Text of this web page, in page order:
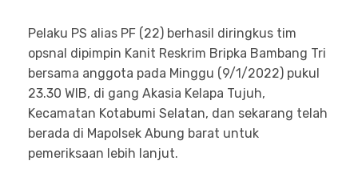
Pelaku PS alias PF (22) berhasil diringkus tim
opsnal dipimpin Kanit Reskrim Bripka Bambang Tri
bersama anggota pada Minggu (9/1/2022) pukul
23.30 WIB, di gang Akasia Kelapa Tujuh,
Kecamatan Kotabumi Selatan, dan sekarang telah
berada di Mapolsek Abung barat untuk
pemeriksaan lebih lanjut.